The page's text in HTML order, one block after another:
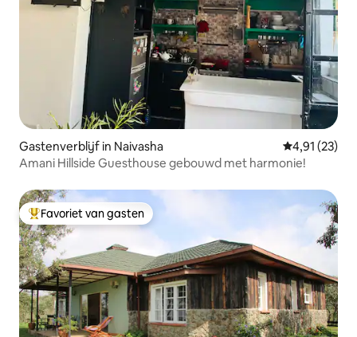
Gastenverblijf in Naivasha Gemiddelde
4,91 (23)
Amani Hillside Guesthouse gebouwd met harmonie!
Topfavoriet van gasten
Favoriet van gasten